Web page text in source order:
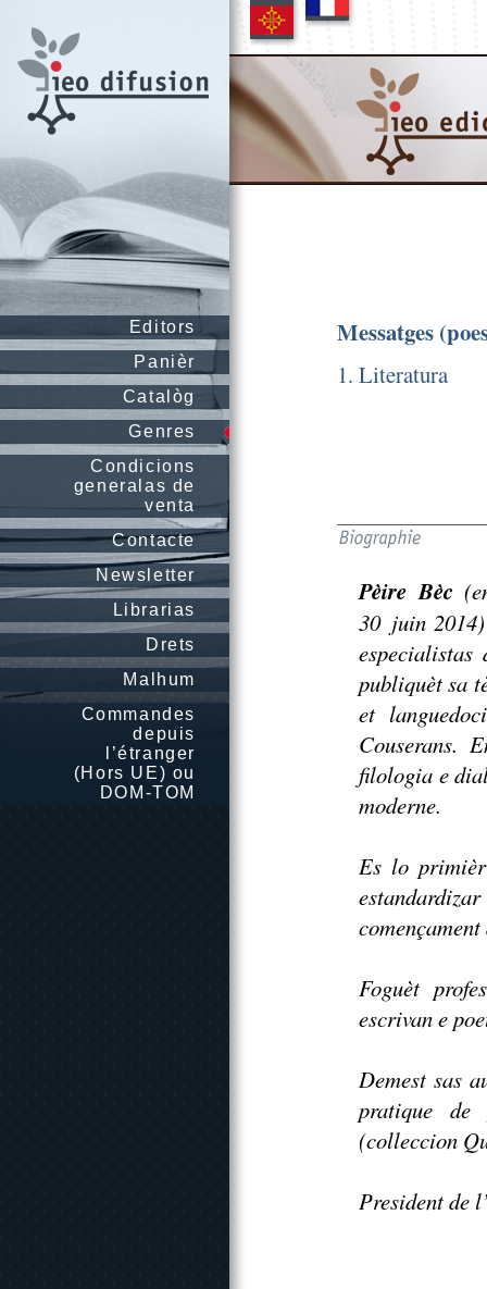
Editors
Panièr
Catalòg
Genres
Condicions
generalas de
venta
Contacte
Newsletter
Librarias
Drets
Malhum
Commandes
depuis
l’étranger
(Hors UE) ou
DOM-TOM
Messatges
1. Literatura
Pèire Bèc
30 juin
publiquèt sa
et
Couserans.
filologia e
moderne.
Es lo
Foguèt
escrivan e
Demest sas
pratique de
(colleccion
President de